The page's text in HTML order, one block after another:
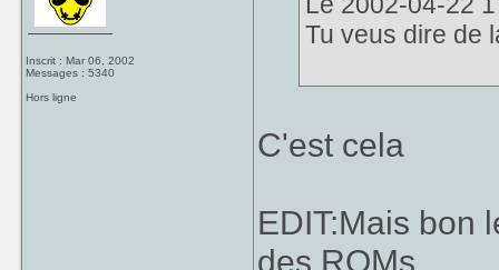
Inscrit : Mar 06, 2002
Messages : 5340
Hors ligne
Tu veus dire de
C'est cela
EDIT:Mais bon
des ROMs